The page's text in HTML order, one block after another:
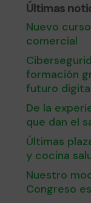
Últimas
Nuevo
comercial
formación
futuro
De la
que dan el
Últimas
y cocina
Nuestro
Congreso